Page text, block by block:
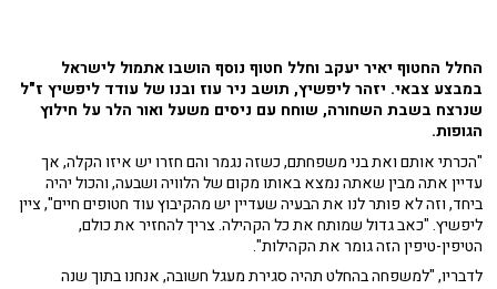
החלל החטוף יאיר יעקב וחלל חטוף נוסף הושבו אתמול לישראל
במבצע צבאי. יזהר ליפשיץ, תושב ניר עוז ובנו של עודד ליפשיץ ז"ל
שנרצח בשבת השחורה, שוחח עם ניסים משעל ואור הלר על חילוץ
הגופות.
"הכרתי אותם ואת בני משפחתם, כשזה נגמר והם חזרו יש איזו הקלה, אך
עדיין אתה מבין שאתה נמצא באותו מקום של הלוויה ושבעה, והכול יהיה
ביחד, וזה לא פותר לנו את הבעיה שעדיין יש מהקיבוץ עוד חטופים חיים", ציין
ליפשיץ. "כאב גדול שמותח את כל הקהילה. צריך להחזיר את כולם,
הטיפין-טיפין הזה גומר את הקהילות".
לדבריו, "למשפחה בהחלט תהיה סגירת מעגל חשובה, אנחנו בתוך שנה